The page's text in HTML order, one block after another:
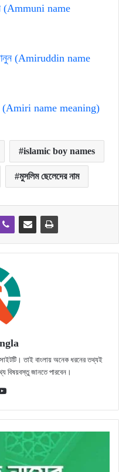
(Ammuni name
জানুন (Amiruddin name
(Amiri name meaning)
islamic boy names
মুসলিম ছেলেদের নাম
তাই বাংলায় অনেক ধরনের তথ্যই
বিষয়বস্তু জানতে পারবেন।